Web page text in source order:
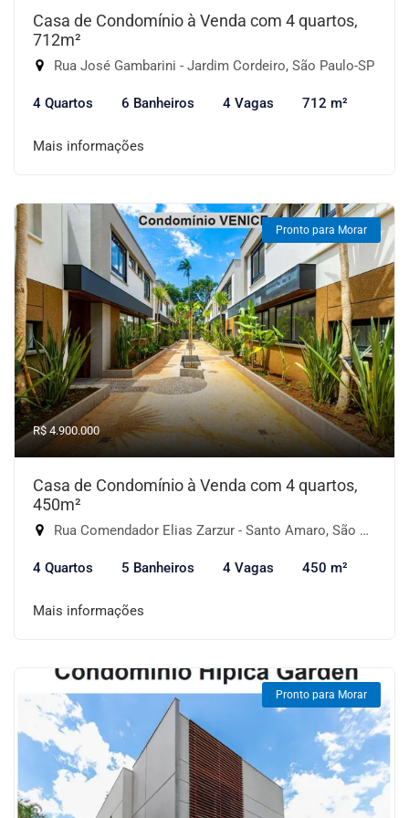
Casa de Condomínio à Venda com 4 quartos,
712m²
Rua José Gambarini - Jardim Cordeiro, São Paulo-SP
4 Quartos 6 Banheiros 4 Vagas 712 m²
Mais informações
Pronto para Morar
R$ 4.900.000
Casa de Condomínio à Venda com 4 quartos,
450m²
Rua Comendador Elias Zarzur - Santo Amaro, São Paulo-SP
4 Quartos 5 Banheiros 4 Vagas 450 m²
Mais informações
Pronto para Morar